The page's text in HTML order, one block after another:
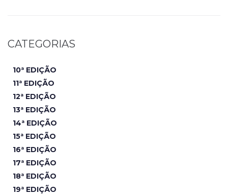
CATEGORIAS
10ª EDIÇÃO
11ª EDIÇÃO
12ª EDIÇÃO
13ª EDIÇÃO
14ª EDIÇÃO
15ª EDIÇÃO
16ª EDIÇÃO
17ª EDIÇÃO
18ª EDIÇÃO
19ª EDIÇÃO